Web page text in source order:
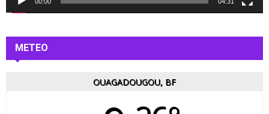
o
METEO
OUAGADOUGOU, BF